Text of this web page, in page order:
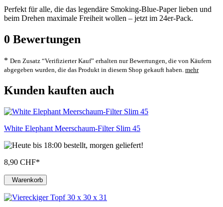
Perfekt für alle, die das legendäre Smoking-Blue-Paper lieben und
beim Drehen maximale Freiheit wollen – jetzt im 24er-Pack.
0 Bewertungen
* Den Zusatz “Verifizierter Kauf” erhalten nur Bewertungen, die von Käufern
abgegeben wurden, die das Produkt in diesem Shop gekauft haben. mehr
Kunden kauften auch
White Elephant Meerschaum-Filter Slim 45
8,90 CHF*
Warenkorb